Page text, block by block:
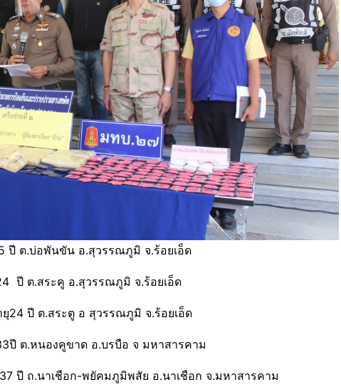
ปี ต.บ่อพันขัน อ.สุวรรณภูมิ จ.ร้อยเอ็ด
ปี ต.สระคู อ.สุวรรณภูมิ จ.ร้อยเอ็ด
24 ปี ต.สระตู อ สุวรรณภูมิ จ.ร้อยเอ็ด
ปี ต.หนองคูขาด อ.บรบือ จ มหาสารคาม
ปี ถ.นาเชือก-พยัคมภูมิพสัย อ.นาเชือก จ.มหาสารคาม